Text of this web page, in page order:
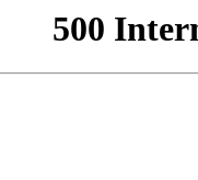
500